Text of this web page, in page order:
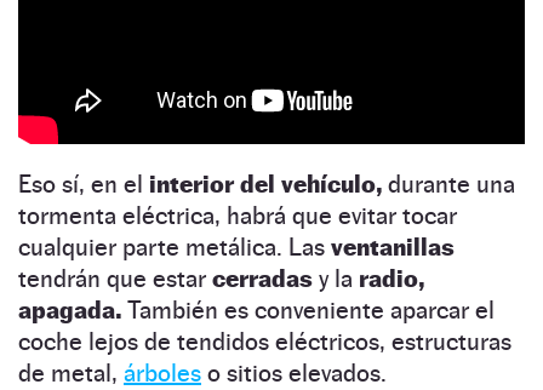
Eso sí, en el interior del vehículo, durante una
tormenta eléctrica, habrá que evitar tocar
cualquier parte metálica. Las ventanillas
tendrán que estar cerradas y la radio,
apagada. También es conveniente aparcar el
coche lejos de tendidos eléctricos, estructuras
de metal, árboles o sitios elevados.